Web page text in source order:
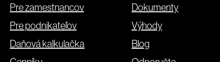
Pre zamestnancov
Pre podnikateľov
Daňová kalkulačka
Dokumenty
Výhody
Blog